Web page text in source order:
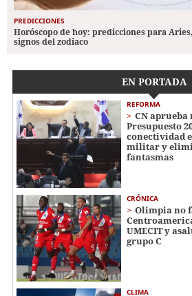
PREDICCIONES
Horóscopo de hoy: predicciones para
signos del zodiaco
EN PORTADA
REFORMA
CN
Presupuesto
conectividad
militar y
fantasmas
CRÓNICA
Olimpia no
UMECIT y
grupo C
CLIMA